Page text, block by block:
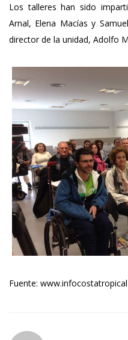
Los talleres han sido
Arnal, Elena Macías y
director de la unidad, Adolfo
Fuente: